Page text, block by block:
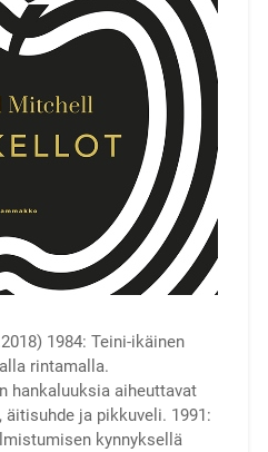
1984: Teini-ikäinen
rintamalla.
hankaluuksia aiheuttavat
ja pikkuveli. 1991:
kynnyksellä